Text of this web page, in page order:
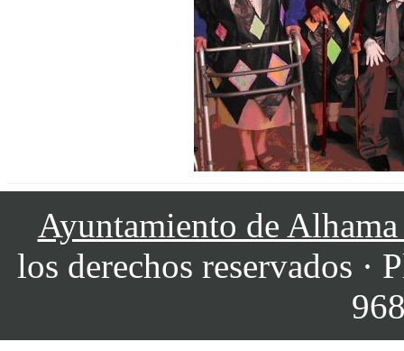
Ayuntamiento de
los derechos reservados ·